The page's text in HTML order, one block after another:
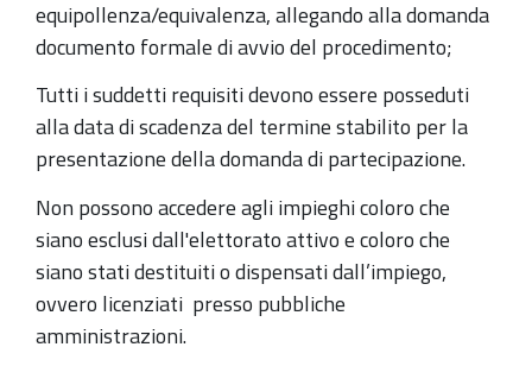
equipollenza/equivalenza, allegando alla domanda
documento formale di avvio del procedimento;
Tutti i suddetti requisiti devono essere posseduti
alla data di scadenza del termine stabilito per la
presentazione della domanda di partecipazione.
Non possono accedere agli impieghi coloro che
siano esclusi dall'elettorato attivo e coloro che
siano stati destituiti o dispensati dall’impiego,
ovvero licenziati presso pubbliche
amministrazioni.